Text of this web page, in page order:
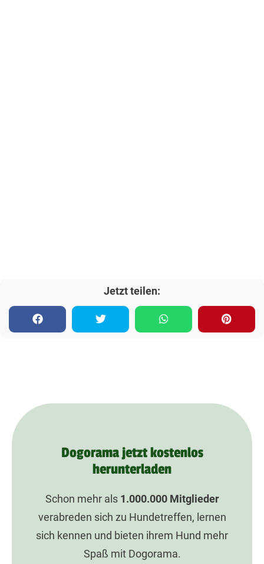
Jetzt teilen:
Dogorama jetzt kostenlos
herunterladen
Schon mehr als 1.000.000Mitglieder
verabreden sich zu Hundetreffen, lernen
sich kennen und bieten ihrem Hund mehr
Spaß mit Dogorama.